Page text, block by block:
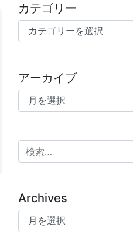
カテゴリー
カテゴリー
アーカイブ
アーカイブ
検索:
Archives
Archives